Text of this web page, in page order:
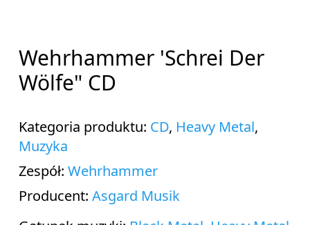
Wehrhammer 'Schrei Der
Wölfe" CD
Kategoria produktu: CD, Heavy Metal,
Muzyka
Zespół:Wehrhammer
Producent:Asgard Musik